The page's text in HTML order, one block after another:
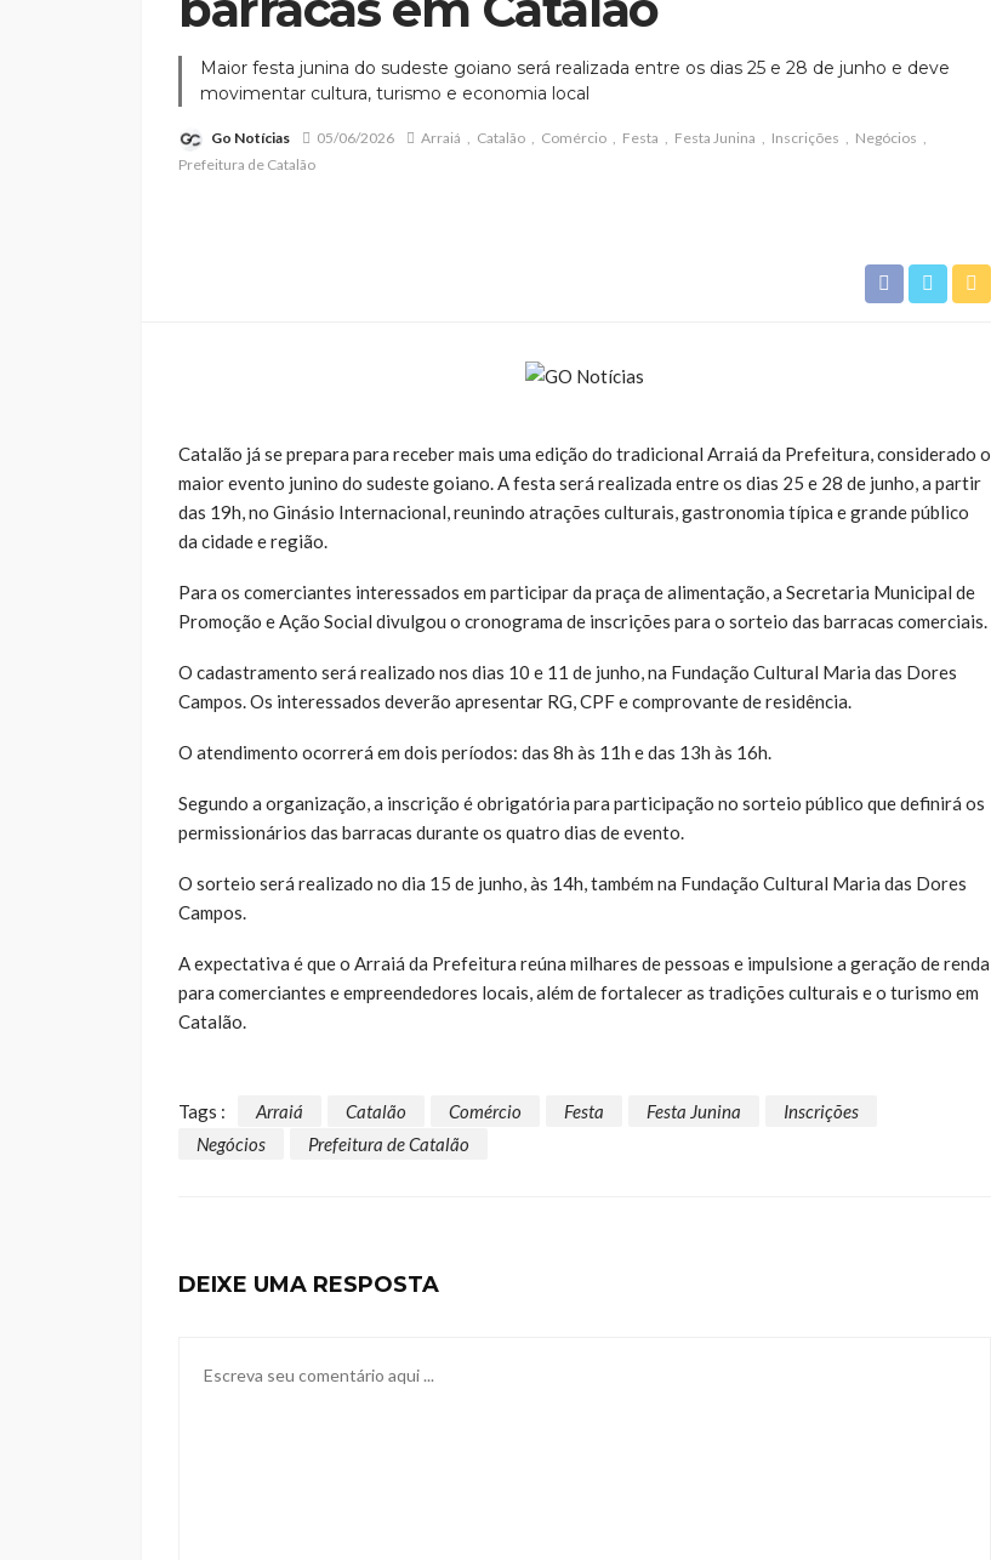
Maior festa junina do sudeste goiano será realizada entre os dias 25 e 28 de junho e deve
movimentar cultura, turismo e economia local
Go Notícias 05/06/2026 Arraiá Catalão Comércio Festa Festa Junina Inscrições
Negócios
Prefeitura de Catalão
Catalão já se prepara para receber mais uma edição do tradicional Arraiá da Prefeitura, considerado o
maior evento junino do sudeste goiano. A festa será realizada entre os dias 25 e 28 de junho, a partir
das 19h, no Ginásio Internacional, reunindo atrações culturais, gastronomia típica e grande público
da cidade e região.
Para os comerciantes interessados em participar da praça de alimentação, a Secretaria Municipal de
Promoção e Ação Social divulgou o cronograma de inscrições para o sorteio das barracas comerciais.
O cadastramento será realizado nos dias 10 e 11 de junho, na Fundação Cultural Maria das Dores
Campos. Os interessados deverão apresentar RG, CPF e comprovante de residência.
O atendimento ocorrerá em dois períodos: das 8h às 11h e das 13h às 16h.
Segundo a organização, a inscrição é obrigatória para participação no sorteio público que definirá os
permissionários das barracas durante os quatro dias de evento.
O sorteio será realizado no dia 15 de junho, às 14h, também na Fundação Cultural Maria das Dores
Campos.
A expectativa é que o Arraiá da Prefeitura reúna milhares de pessoas e impulsione a geração de renda
para comerciantes e empreendedores locais, além de fortalecer as tradições culturais e o turismo em
Catalão.
Tags : Arraiá Catalão Comércio Festa Festa Junina
Inscrições
Negócios
Prefeitura de Catalão
DEIXE UMA RESPOSTA